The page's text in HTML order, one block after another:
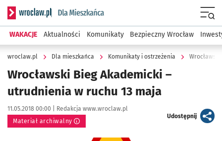
Serwis informacyjny wroclaw.pl podserwis: Dla mieszkańca
WAKACJE Aktualności Komunikaty Bezpieczny Wrocław
wroclaw.pl Dla mieszkańca Komunikaty i ostrzeżenia
Wrocławski Bieg Akademicki –
utrudnienia w ruchu 13 maja
Data publikacji:
11.05.2018 00:00 | Autor:
Redakcja www.wroclaw.pl
Materiał archiwalny
Udostępnijartykuł